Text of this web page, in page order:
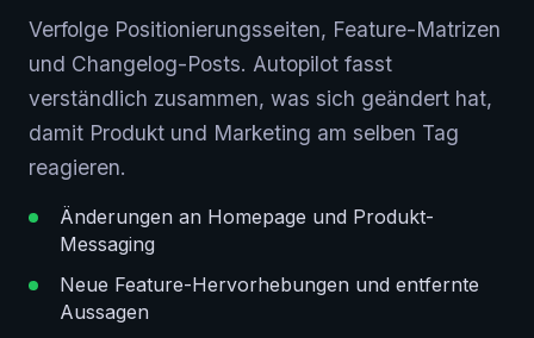
Verfolge Positionierungsseiten, Feature-Matrizen
und Changelog-Posts. Autopilot fasst
verständlich zusammen, was sich geändert hat,
damit Produkt und Marketing am selben Tag
reagieren.
Änderungen an Homepage und Produkt-
Messaging
Neue Feature-Hervorhebungen und entfernte
Aussagen